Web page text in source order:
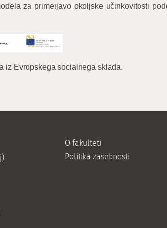
za primerjavo okoljske učinkovitosti
iz Evropskega socialnega sklada.
O fakulteti
Politika zasebnosti